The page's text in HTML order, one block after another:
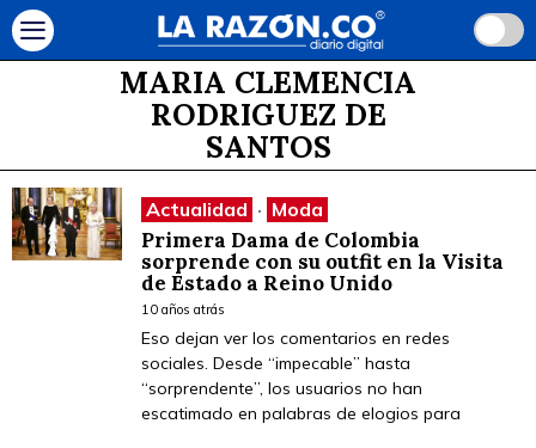
MARIA CLEMENCIA
RODRIGUEZ DE
SANTOS
Actualidad · Moda
Primera Dama de Colombia
sorprende con su outfit en la Visita
de Estado a Reino Unido
10 años atrás
Eso dejan ver los comentarios en redes
sociales. Desde “impecable” hasta
“sorprendente”, los usuarios no han
escatimado en palabras de elogios para